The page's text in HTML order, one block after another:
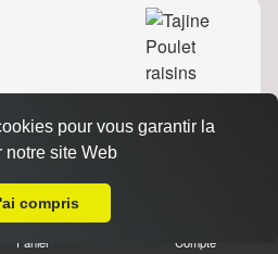
Panier Compte
pour vous garantir la
notre site Web
compris